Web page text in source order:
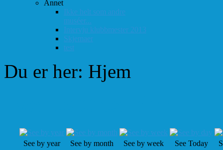
Annet
Ikke helt som andre
muséer...
Intervju klubbmester 2013
Skjemaer
test
Du er her: Hjem
See by year See by month See by week See Today